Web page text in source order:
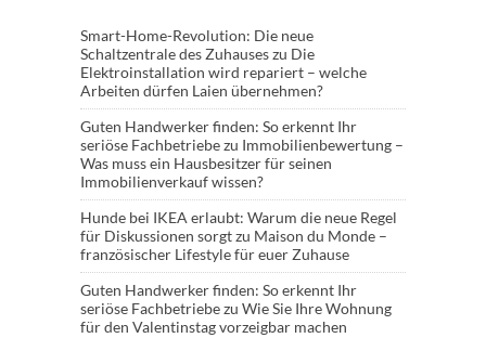
Smart-Home-Revolution: Die neue
Schaltzentrale des Zuhauseszu Die
Elektroinstallation wird repariert – welche
Arbeiten dürfen Laien übernehmen?
Guten Handwerker finden: So erkennt Ihr
seriöse Fachbetriebezu Immobilienbewertung –
Was muss ein Hausbesitzer für seinen
Immobilienverkauf wissen?
Hunde bei IKEA erlaubt: Warum die neue Regel
für Diskussionen sorgtzu Maison du Monde –
französischer Lifestyle für euer Zuhause
Guten Handwerker finden: So erkennt Ihr
seriöse Fachbetriebezu Wie Sie Ihre Wohnung
für den Valentinstag vorzeigbar machen